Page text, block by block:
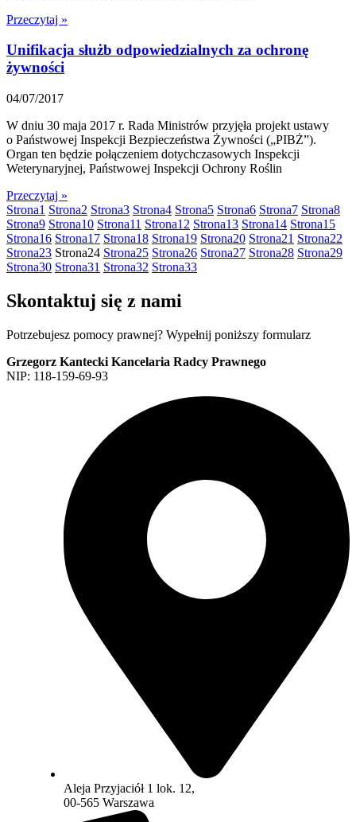
Przeczytaj »
Unifikacja służb odpowiedzialnych za ochronę
żywności
04/07/2017
W dniu 30 maja 2017 r. Rada Ministrów przyjęła projekt ustawy
o Państwowej Inspekcji Bezpieczeństwa Żywności („PIBŻ”).
Organ ten będzie połączeniem dotychczasowych Inspekcji
Weterynaryjnej, Państwowej Inspekcji Ochrony Roślin
Przeczytaj »
Strona1 Strona2 Strona3 Strona4 Strona5 Strona6 Strona7 Strona8
Strona9 Strona10 Strona11 Strona12 Strona13 Strona14 Strona15
Strona16 Strona17 Strona18 Strona19 Strona20 Strona21 Strona22
Strona23 Strona24 Strona25 Strona26 Strona27 Strona28 Strona29
Strona30 Strona31 Strona32 Strona33
Skontaktuj się z nami
Potrzebujesz pomocy prawnej? Wypełnij poniższy formularz
Grzegorz Kantecki Kancelaria Radcy Prawnego
NIP: 118-159-69-93
Aleja Przyjaciół 1 lok. 12,
00-565 Warszawa